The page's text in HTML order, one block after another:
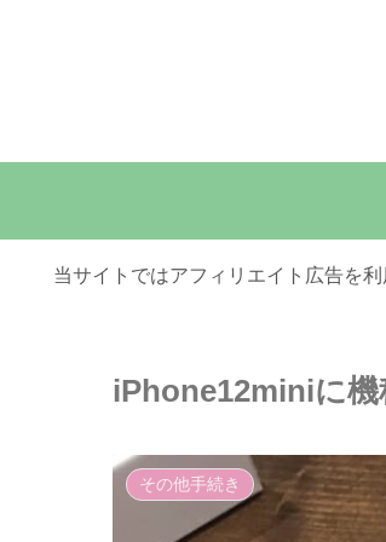
当サイトではアフィリエイト広告を
iPhone12miniに
その他手続き